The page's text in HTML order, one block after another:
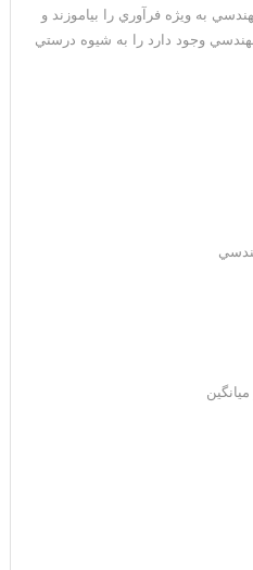
به ويژه فرآوري را بياموزند و
وجود دارد را به شيوه درستي